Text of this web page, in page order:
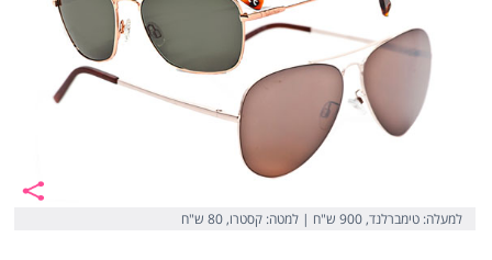
למעלה: טימברלנד, 900 ש"ח | למטה: קסטרו, 80 ש"ח